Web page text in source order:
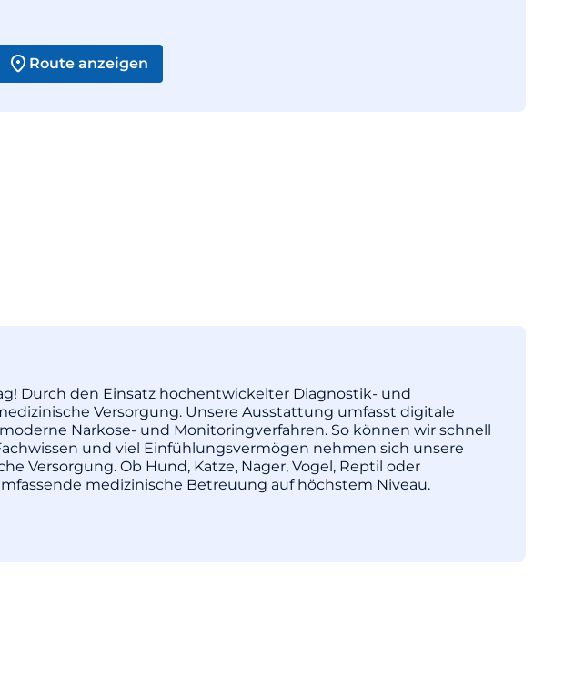
Route anzeigen
Durch den Einsatz hochentwickelter Diagnostik- und
Versorgung. Unsere Ausstattung umfasst digitale
Narkose- und Monitoringverfahren. So können wir schnell
und viel Einfühlungsvermögen nehmen sich unsere
Versorgung. Ob Hund, Katze, Nager, Vogel, Reptil oder
medizinische Betreuung auf höchstem Niveau.